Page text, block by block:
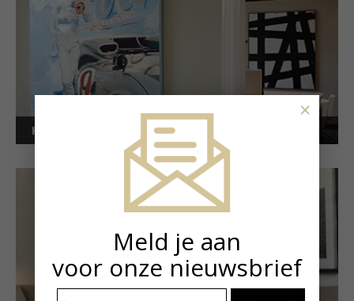
Kunstuitleen voor bedrijven
Meld je aan
voor onze nieuwsbrief
×